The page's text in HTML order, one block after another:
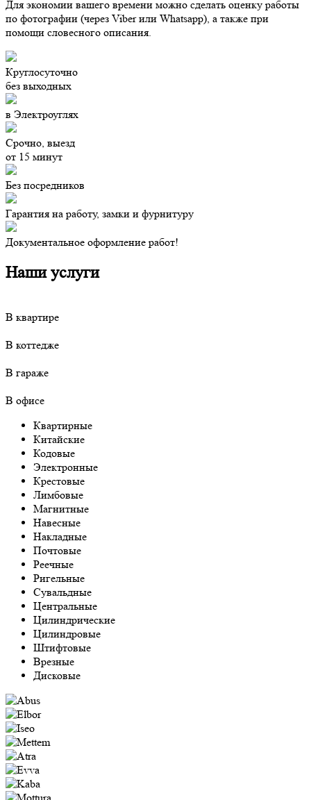
Для экономии вашего времени можно сделать оценку работы
по фотографии (через Viber или Whatsapp), а также при
помощи словесного описания.
Круглосуточно
без выходных
в Электроуглях
Срочно, выезд
от 15 минут
Без посредников
Гарантия на работу, замки и фурнитуру
Документальное оформление работ!
Наши услуги
В квартире
В коттедже
В гараже
В офисе
Квартирные
Китайские
Кодовые
Электронные
Крестовые
Лимбовые
Магнитные
Навесные
Накладные
Почтовые
Реечные
Ригельные
Сувальдные
Центральные
Цилиндрические
Цилиндровые
Штифтовые
Врезные
Дисковые